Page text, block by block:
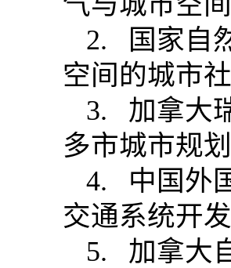
2. 国家自
空间的城市
3. 加拿大
多市城市规
4. 中国外
交通系统开
5. 加拿大